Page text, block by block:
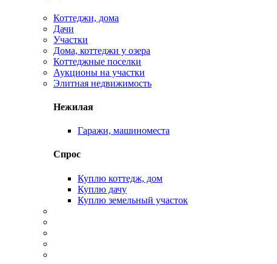
Коттеджи, дома
Дачи
Участки
Дома, коттеджи у озера
Коттеджные поселки
Аукционы на участки
Элитная недвижимость
Нежилая
Гаражи, машиноместа
Спрос
Куплю коттедж, дом
Куплю дачу
Куплю земельный участок